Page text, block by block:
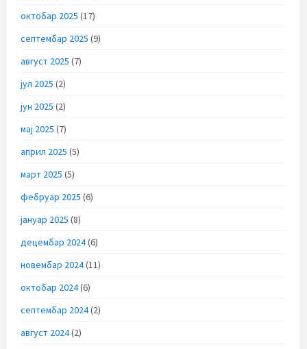
октобар 2025 (17)
септембар 2025 (9)
август 2025 (7)
јул 2025 (2)
јун 2025 (2)
мај 2025 (7)
април 2025 (5)
март 2025 (5)
фебруар 2025 (6)
јануар 2025 (8)
децембар 2024(6)
новембар 2024(11)
октобар 2024(6)
септембар 2024(2)
август 2024(2)